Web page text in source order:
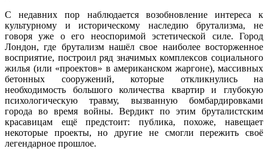
С недавних пор наблюдается возобновление интереса к
культурному и историческому наследию брутализма, не
говоря уже о его неоспоримой эстетической силе. Город
Лондон, где брутализм нашёл свое наиболее восторженное
восприятие, построил ряд значимых комплексов социального
жилья (или «проектов» в американском жаргоне), массивных
бетонных сооружений, которые откликнулись на
необходимость большого количества квартир и глубокую
психологическую травму, вызванную бомбардировками
города во время войны. Вердикт по этим бруталистским
красавицам ещё предстоит: публика, похоже, навещает
некоторые проекты, но другие не смогли пережить своё
легендарное прошлое.